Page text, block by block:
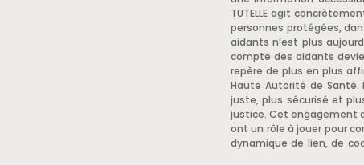
TUTELLE agit
personnes protégées,
aidants n’est plus
compte des aidants
repère de plus en plus
Haute Autorité de
juste, plus sécurisé et
justice. Cet engagement
ont un rôle à jouer pour
dynamique de lien, de